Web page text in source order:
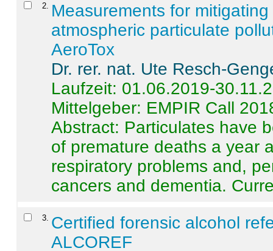
2
Measurements for
atmospheric particulate
AeroTox
Dr. rer. nat. Ute Resch-
Laufzeit: 01.06.2019-
Mittelgeber: EMPIR Call
Abstract: Particulates have
of premature deaths a year
respiratory problems and,
cancers and dementia.
3 Certified forensic alcohol
ALCOREF